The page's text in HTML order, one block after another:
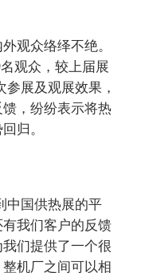
观众络绎不绝。
观众，较上届展
展及观展效果，
，纷纷表示将热
归。
中国供热展的平
我们客户的反馈
们提供了一个很
机厂之间可以相